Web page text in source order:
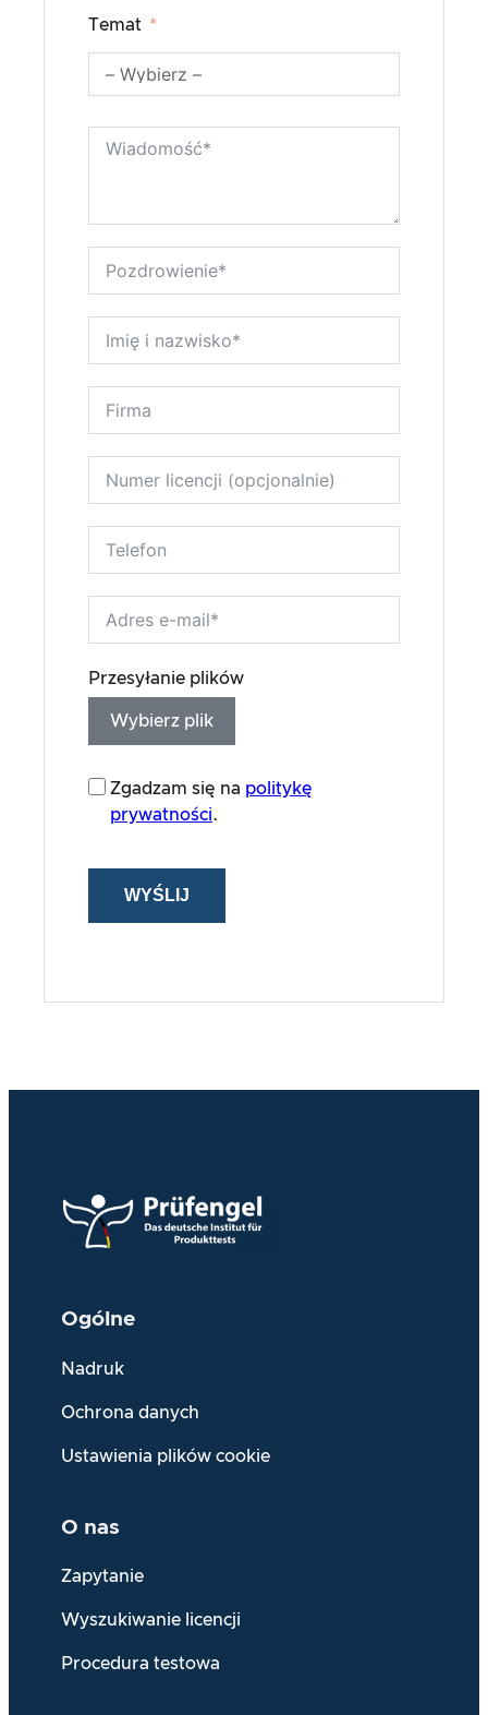
Temat
Przesyłanie plików
Wybierz plik
Zgadzam się na politykę
prywatności.
WYŚLIJ
Ogólne
Nadruk
Ochrona danych
Ustawienia plików cookie
O nas
Zapytanie
Wyszukiwanie licencji
Procedura testowa